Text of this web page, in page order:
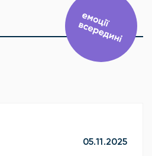
05.11.2025